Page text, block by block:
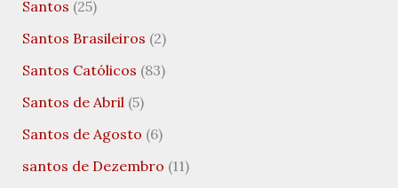
Santos (25)
Santos Brasileiros (2)
Santos Católicos (83)
Santos de Abril(5)
Santos de Agosto (6)
santos de Dezembro (11)